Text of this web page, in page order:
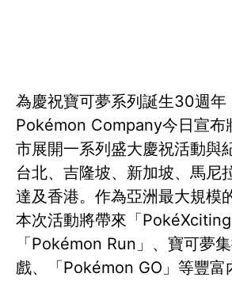
為慶祝寶可夢系列誕生30週年
Pokémon Company今日宣布
市展開一系列盛大慶祝活動與
台北、吉隆坡、新加坡、馬尼
達及香港。作為亞洲最大規模
本次活動將帶來「PokéXciting!
「Pokémon Run」、寶可夢
戲、「Pokémon GO」等豐富